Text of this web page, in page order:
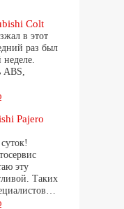
Colt
в этот
раз был
неделе.
ABS,
Pajero
эту
Таких